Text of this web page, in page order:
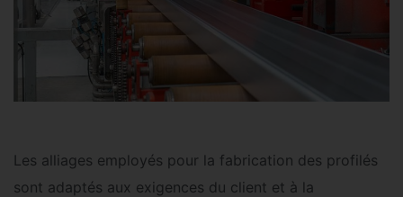
Les alliages employés pour la fabrication des profilés
sont adaptés aux exigences du client et à la